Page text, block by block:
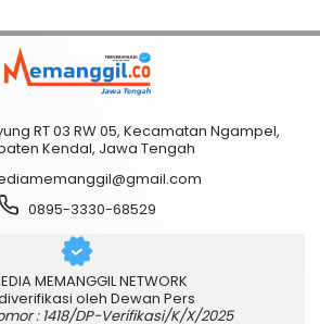
RT 03 RW 05, Kecamatan Ngampel,
Kendal, Jawa Tengah
0895-3330-68529
MEMANGGIL NETWORK
oleh Dewan Pers
: 1418/DP-Verifikasi/K/X/2025